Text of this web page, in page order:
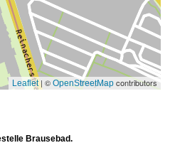
Leaflet| © OpenStreetMap contributors
Brausebad.